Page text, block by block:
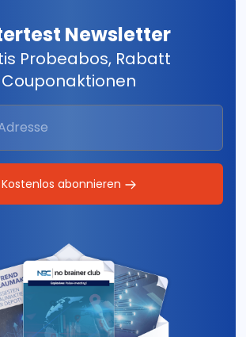
Newsletter
Probeabos, Rabatt
Couponaktionen
Kostenlos abonnieren